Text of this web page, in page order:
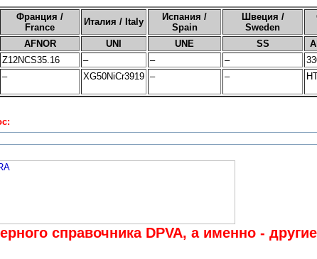
Франция /
France
Италия / Italy
Испания /
Spain
Швеция /
Sweden
AFNOR UNI UNE SS
Z12NCS35.16 – – –
– XG50NiCr3919 – –
cправочника DPVA, а именно -